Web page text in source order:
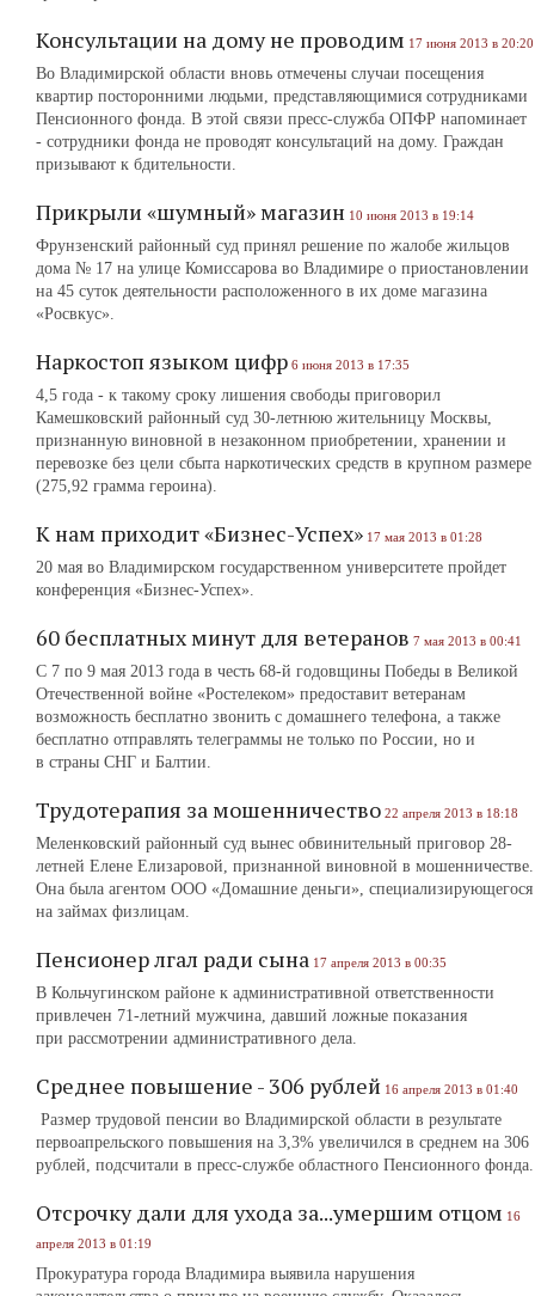
Консультации на дому не проводим 17 июня 2013 в 20:20
Во Владимирской области вновь отмечены случаи посещения
квартир посторонними людьми, представляющимися сотрудниками
Пенсионного фонда. В этой связи пресс-служба ОПФР напоминает
- сотрудники фонда не проводят консультаций на дому. Граждан
призывают к бдительности.
Прикрыли «шумный» магазин 10 июня 2013 в 19:14
Фрунзенский районный суд принял решение по жалобе жильцов
дома № 17 на улице Комиссарова во Владимире о приостановлении
на 45 суток деятельности расположенного в их доме магазина
«Росвкус».
Наркостоп языком цифр 6 июня 2013 в 17:35
4,5 года ‑ к такому сроку лишения свободы приговорил
Камешковский районный суд 30-летнюю жительницу Москвы,
признанную виновной в незаконном приобретении, хранении и
перевозке без цели сбыта наркотических средств в крупном размере
(275,92 грамма героина).
К нам приходит «Бизнес-Успех» 17 мая 2013 в 01:28
20 мая во Владимирском государственном университете пройдет
конференция «Бизнес-Успех».
60 бесплатных минут для ветеранов 7 мая 2013 в 00:41
С 7 по 9 мая 2013 года в честь 68-й годовщины Победы в Великой
Отечественной войне «Ростелеком» предоставит ветеранам
возможность бесплатно звонить с домашнего телефона, а также
бесплатно отправлять телеграммы не только по России, но и
в страны СНГ и Балтии.
Трудотерапия за мошенничество 22 апреля 2013 в 18:18
Меленковский районный суд вынес обвинительный приговор 28-
летней Елене Елизаровой, признанной виновной в мошенничестве.
Она была агентом ООО «Домашние день­ги», специализирующегося
на займах физлицам.
Пенсионер лгал ради сына 17 апреля 2013 в 00:35
В Кольчугинском районе к административной ответственности
привлечен 71-летний мужчина, давший ложные показания
при рассмотрении административного дела.
Среднее повышение - 306 рублей 16 апреля 2013 в 01:40
Размер трудовой пенсии во Владимирской области в результате
первоапрельского повышения на 3,3% увеличился в среднем на 306
рублей, подсчитали в пресс-службе областного Пенсионного фонда.
Отсрочку дали для ухода за...умершим отцом 16
апреля 2013 в 01:19
Прокуратура города Владимира выявила нарушения